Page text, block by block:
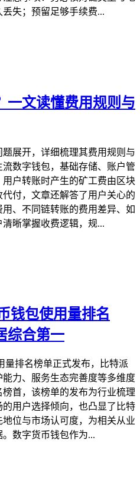
失；预留足够手续费...
一文读懂费用规则与
展开，详细梳理其费用规则与
数字钱包，基础存储、账户管
户转账时产生的矿工费由区块
付，文章还解答了用户关心的
、不同链转账的费用差异、如
晰掌握收费逻辑，规...
钱包使用量排名
综合第一
量排名榜单正式发布，比特派
力、服务生态完善度等多维度
首，该榜单的发布为行业梳理
用户选择倾向，也凸显了比特
位与市场认可度，为相关从业
数字货币钱包作为...